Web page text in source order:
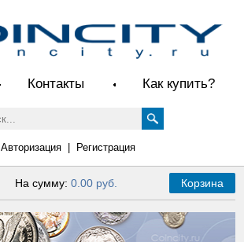
Контакты Как купить?
Авторизация| Регистрация
На сумму: 0.00 руб. Корзина